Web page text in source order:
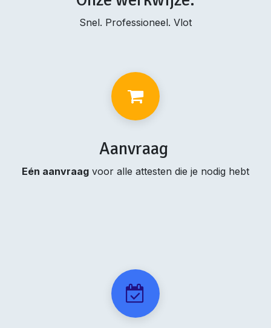
Snel. Professioneel. Vlot
Aanvraag
Eén aanvraag voor alle attesten die je nodig hebt